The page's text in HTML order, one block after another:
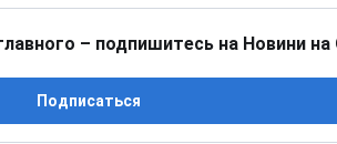
– подпишитесь на Новини на
Подписаться